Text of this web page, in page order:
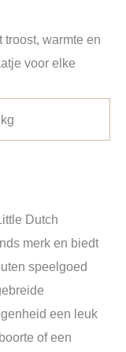
troost, warmte en
voor elke
Dutch
merk en biedt
speelgoed
een leuk
of een